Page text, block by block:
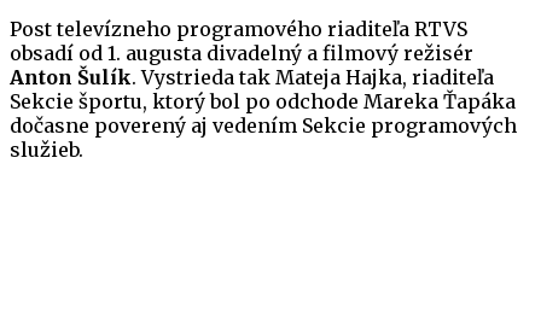
Post televízneho programového riaditeľa RTVS
obsadí od 1. augusta divadelný a filmový režisér
Anton Šulík. Vystrieda tak Mateja Hajka, riaditeľa
Sekcie športu, ktorý bol po odchode Mareka Ťapáka
dočasne poverený aj vedením Sekcie programových
služieb.